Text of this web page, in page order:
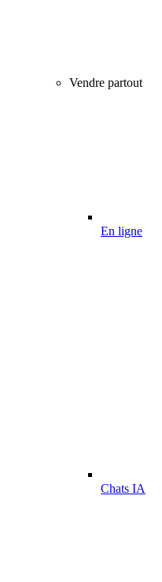
Vendre partout
En ligne
Chats IA